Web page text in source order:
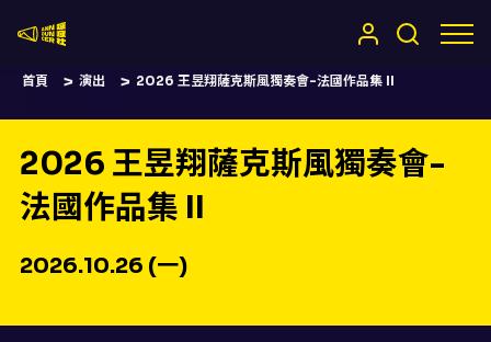
首頁 演出 2026 王昱翔薩克斯風獨奏會-法國作品集 II
2026 王昱翔薩克斯風獨奏會-
法國作品集 II
2026.10.26 (一)